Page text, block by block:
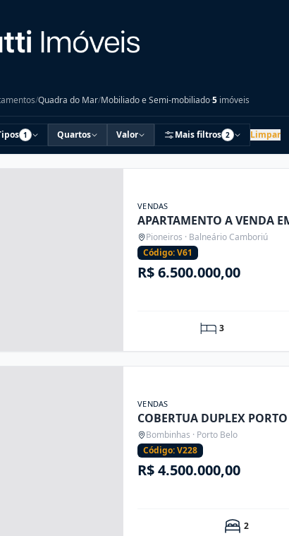
/Quadra do Mar/Mobiliado e Semi-mobiliado·5 imóveis
1 Quartos Valor Mais filtros 2 Limpar
VENDAS
APARTAMENTO A VENDA
Pioneiros · Balneário Camboriú
Código: V61
R$ 6.500.000,00
3
VENDAS
COBERTUA DUPLEX
Bombinhas · Porto Belo
Código: V228
R$ 4.500.000,00
2